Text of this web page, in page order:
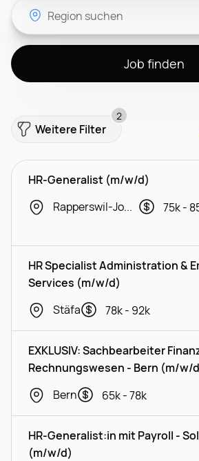
CH
Job finden
Weitere Filter
2
HR-Generalist (m/w/d)
Rapperswil-Jona, Wil
75k -
HR Specialist Administration &
Services (m/w/d)
Stäfa
78k - 92k
EXKLUSIV: Sachbearbeiter
Rechnungswesen - Bern (m/w/
Bern
65k - 78k
HR-Generalist:in mit Payroll -
(m/w/d)